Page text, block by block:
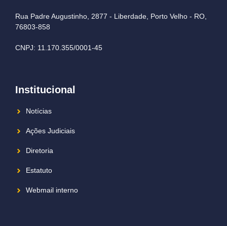
Rua Padre Augustinho, 2877 - Liberdade, Porto Velho - RO,
76803-858
CNPJ: 11.170.355/0001-45
Institucional
Notícias
Ações Judiciais
Diretoria
Estatuto
Webmail interno